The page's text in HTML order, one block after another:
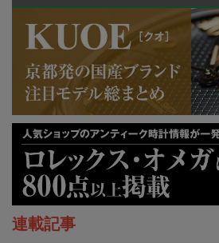
連載記事